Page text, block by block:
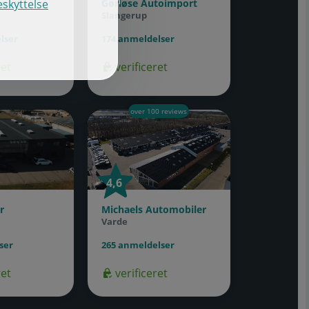
Gørløse Autoimport
Slangerup
174 anmeldelser
verificeret
4,6
4,6
over 100 reviews
Michaels Automobiler
Varde
265 anmeldelser
verificeret